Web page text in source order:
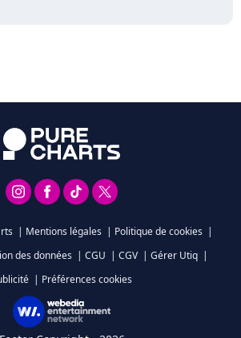
| Mentions légales | Politique de cookies |
des données | CGU | CGV | Gérer Utiq |
| Préférences cookies